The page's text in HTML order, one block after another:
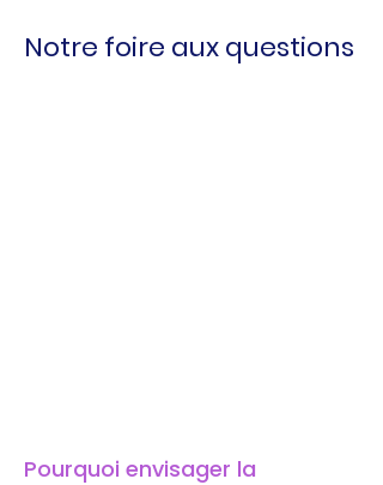
Notre foire aux questions
Pourquoi envisager la